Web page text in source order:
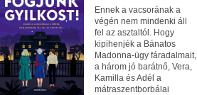
Ennek a vacsorának a
végén nem mindenki áll
fel az asztaltól. Hogy
kipihenjék a Bánatos
Madonna-ügy fáradalmait,
a három jó barátnő, Vera,
Kamilla és Adél a
mátraszentborbálai